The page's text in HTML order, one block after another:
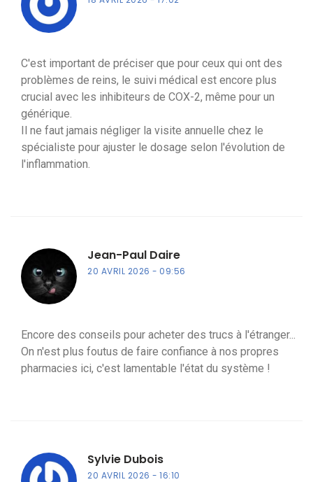
C'est important de préciser que pour ceux qui ont des
problèmes de reins, le suivi médical est encore plus
crucial avec les inhibiteurs de COX-2, même pour un
générique.
Il ne faut jamais négliger la visite annuelle chez le
spécialiste pour ajuster le dosage selon l'évolution de
l'inflammation.
Jean-Paul Daire
20 AVRIL 2026 09:56
Encore des conseils pour acheter des trucs à l'étranger...
On n'est plus foutus de faire confiance à nos propres
pharmacies ici, c'est lamentable l'état du système !
Sylvie Dubois
20 AVRIL 2026 16:10